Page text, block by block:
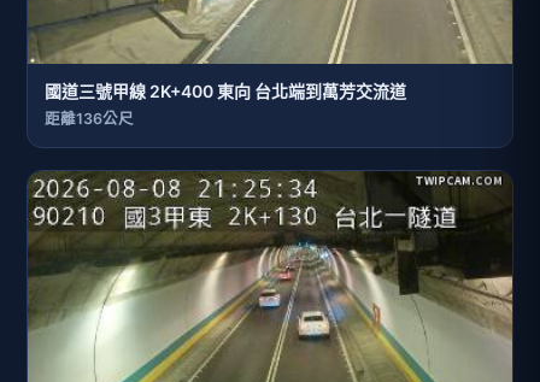
國道三號甲線 2K+400 東向 台北端到萬芳交流道
距離136公尺